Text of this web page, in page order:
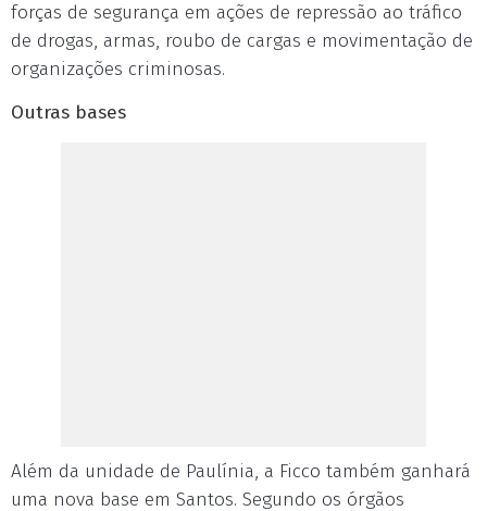
forças de segurança em ações de repressão ao tráfico
de drogas, armas, roubo de cargas e movimentação de
organizações criminosas.
Outras bases
Além da unidade de Paulínia, a Ficco também ganhará
uma nova base em Santos. Segundo os órgãos